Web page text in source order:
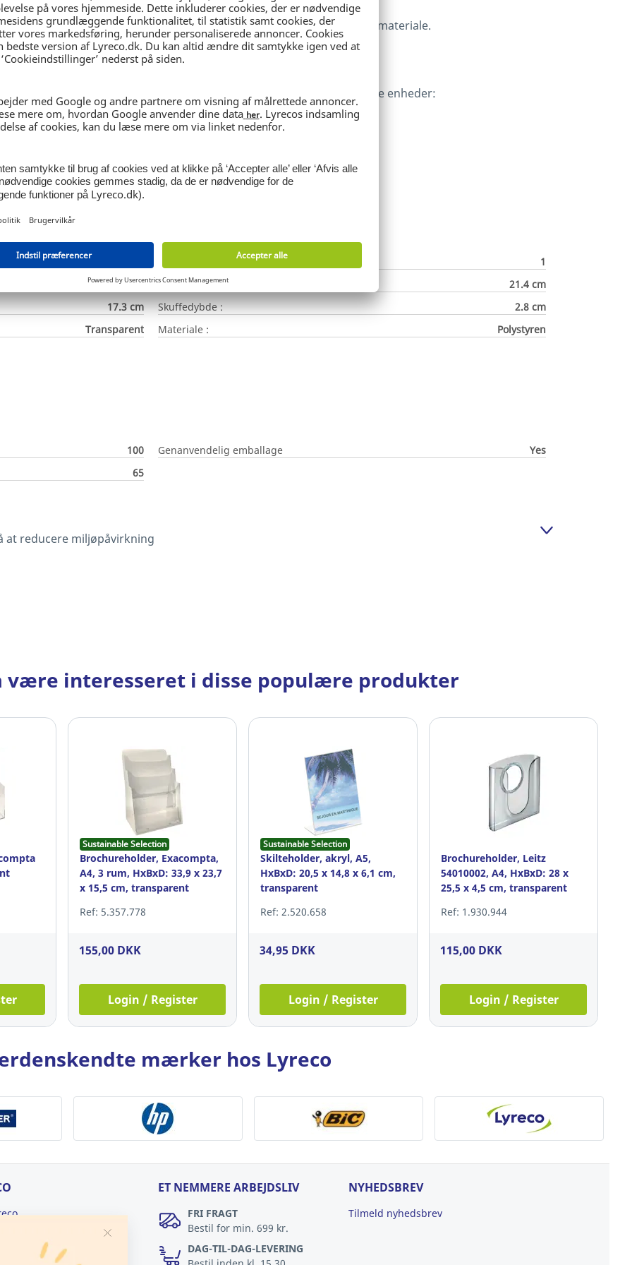
brug af materialer fra ansvarlige kilder.
er 100 % genanvendelig samt fremstillet af 70 % genanvendt materiale.
Ønsker du hele pakker, leveres de fra producenten i følgende enheder:
EXACOMPTA
1
A5
Sektionshøjde :
21.4 cm
17.3 cm
Skuffedybde :
2.8 cm
Transparent
Materiale : Polystyren
100 Genanvendelig emballage
Yes
65
at reducere miljøpåvirkning
være interesseret i disse populære produkter
Sustainable Selection
Brochureholder, Exacompta,
A4, 3 rum, HxBxD: 33,9 x 23,7
x 15,5 cm, transparent
Ref: 5.357.778
155,00 DKK
Login / Register
Sustainable Selection
Skilteholder, akryl, A5,
HxBxD: 20,5 x 14,8 x 6,1 cm,
transparent
Ref: 2.520.658
34,95 DKK
Login / Register
Brochureholder, Leitz
54010002, A4, HxBxD: 28 x
25,5 x 4,5 cm, transparent
Ref: 1.930.944
115,00 DKK
Login / Register
mærker hos Lyreco
ET NEMMERE ARBEJDSLIV
FRI FRAGT
Bestil for min. 699 kr.
DAG-TIL-DAG-LEVERING
NYHEDSBREV
Tilmeld nyhedsbrev